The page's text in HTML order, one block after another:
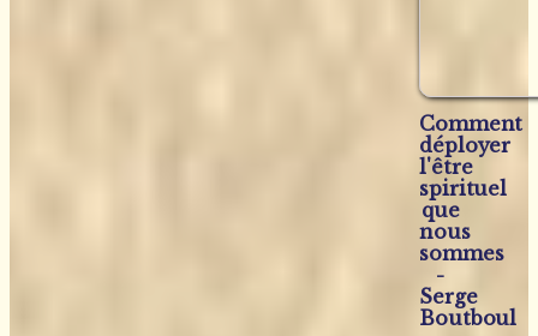
Comment
déployer
l'être
spirituel
que
nous
sommes
-
Serge
Boutboul